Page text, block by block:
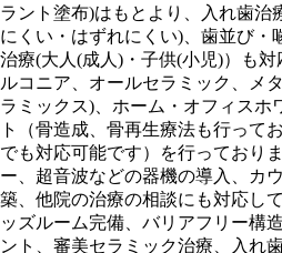
ラント塗布)はもとより、入れ歯治
にくい・はずれにくい)、歯並び・
治療(大人(成人)・子供(小児)）も
ルコニア、オールセラミック、メ
ラミックス)、ホーム・オフィスホ
ト（骨造成、骨再生療法も行って
でも対応可能です）を行っており
ー、超音波などの器機の導入、カ
築、他院の治療の相談にも対応し
ッズルーム完備、バリアフリー構
ント、審美セラミック治療、入れ